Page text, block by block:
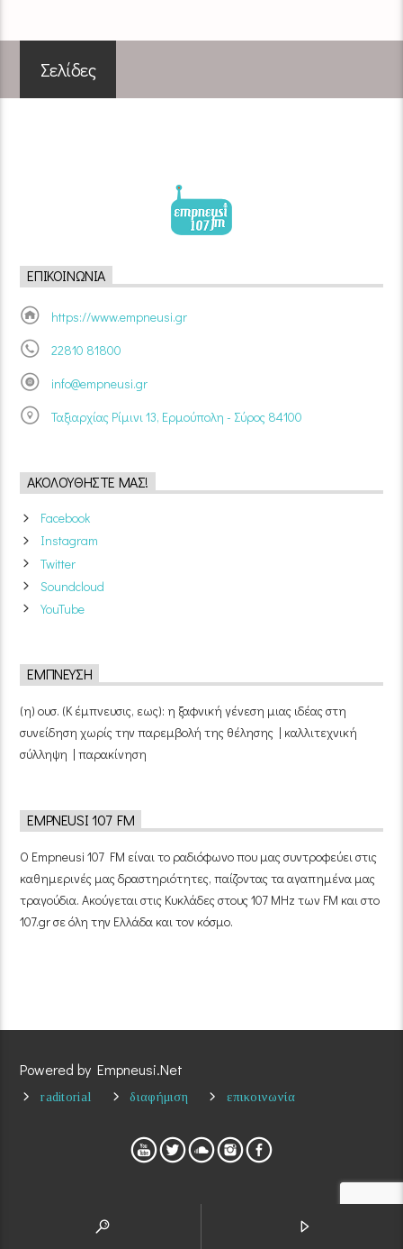
Σελίδες
ΕΠΙΚΟΙΝΩΝΊΑ
https://www.empneusi.gr
22810 81800
info@empneusi.gr
Ταξιαρχίας Ρίμινι 13, Ερμούπολη - Σύρος 84100
ΑΚΟΛΟΥΘΉΣΤΕ ΜΑΣ!
Facebook
Instagram
Twitter
Soundcloud
YouTube
ΈΜΠΝΕΥΣΗ
(η) ουσ. (Κ έμπνευσις, εως): η ξαφνική γένεση μιας ιδέας στη
συνείδηση χωρίς την παρεμβολή της θέλησης | καλλιτεχνική
σύλληψη | παρακίνηση
EMPNEUSI 107 FM
Ο Empneusi 107 FM είναι το ραδιόφωνο που μας συντροφεύει στις
καθημερινές μας δραστηριότητες, παίζοντας τα αγαπημένα μας
τραγούδια. Ακούγεται στις Κυκλάδες στους 107 MHz των FM και στο
107.gr σε όλη την Ελλάδα και τον κόσμο.
Powered by Empneusi.Net
raditorial διαφήμιση επικοινωνία